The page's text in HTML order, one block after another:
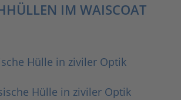
IM WAISCOAT
Hülle in ziviler Optik